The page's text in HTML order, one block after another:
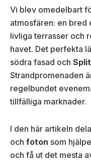
Vi blev omedelbart
atmosfären: en bred
livliga terrasser och
havet. Det perfekta
södra fasad och
Strandpromenaden
regelbundet
tillfälliga marknader.
I den här artikeln
och foton som
och få ut det mesta